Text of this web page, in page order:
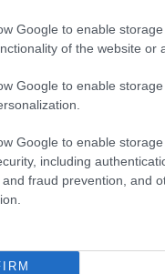
Google to enable storage
of the website or
Google to enable storage
Google to enable storage
including
fraud prevention, and
2016 ősz:
még jobb: M&M's